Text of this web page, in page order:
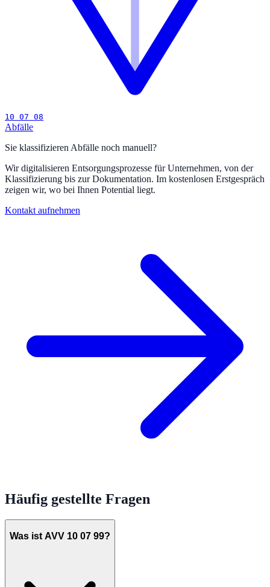
10 07 08
Abfälle
Sie klassifizieren Abfälle noch manuell?
Wir digitalisieren Entsorgungsprozesse für Unternehmen, von der
Klassifizierung bis zur Dokumentation. Im kostenlosen Erstgespräch
zeigen wir, wo bei Ihnen Potential liegt.
Kontakt aufnehmen
Häufig gestellte Fragen
Was ist AVV 10 07 99?